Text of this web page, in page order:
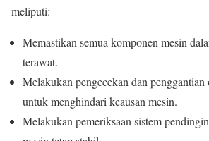
meliputi:
Memastikan semua komponen mesin
terawat.
Melakukan pengecekan dan penggantian
untuk menghindari keausan mesin.
Melakukan pemeriksaan sistem